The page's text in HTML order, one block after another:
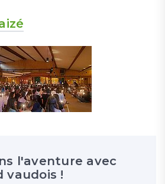
l'aventure avec
vaudois !